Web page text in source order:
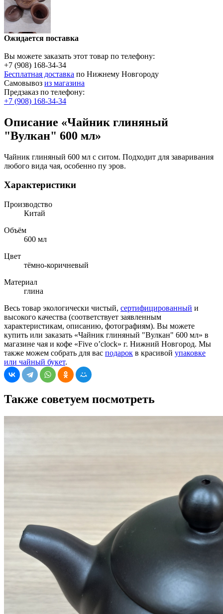
Ожидается поставка
Вы можете заказать этот товар по телефону:
+7 (908) 168-34-34
Бесплатная доставка по Нижнему Новгороду
Самовывоз из магазина
Предзаказ по телефону:
+7 (908) 168-34-34
Описание «Чайник глиняный
"Вулкан" 600 мл»
Чайник глиняный 600 мл с ситом. Подходит для заваривания
любого вида чая, особенно пу эров.
Характеристики
Производство
Китай
Объём
600 мл
Цвет
тёмно-коричневый
Материал
глина
Весь товар экологически чистый, сертифицированный и
высокого качества (соответствует заявленным
характеристикам, описанию, фотографиям). Вы можете
купить или заказать «Чайник глиняный "Вулкан" 600 мл» в
магазине чая и кофе «Five o’clock» г. Нижний Новгород. Мы
также можем собрать для вас подарок в красивой упаковке
или чайный букет.
Также советуем посмотреть